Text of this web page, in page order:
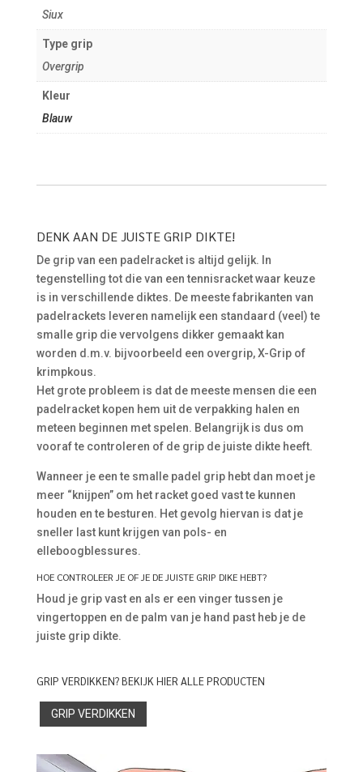
Siux
Type grip
Overgrip
Kleur
Blauw
DENK AAN DE JUISTE GRIP DIKTE!
De grip van een padelracket is altijd gelijk. In
tegenstelling tot die van een tennisracket waar keuze
is in verschillende diktes. De meeste fabrikanten van
padelrackets leveren namelijk een standaard (veel) te
smalle grip die vervolgens dikker gemaakt kan
worden d.m.v. bijvoorbeeld een overgrip, X-Grip of
krimpkous.
Het grote probleem is dat de meeste mensen die een
padelracket kopen hem uit de verpakking halen en
meteen beginnen met spelen. Belangrijk is dus om
vooraf te controleren of de grip de juiste dikte heeft.
Wanneer je een te smalle padel grip hebt dan moet je
meer “knijpen” om het racket goed vast te kunnen
houden en te besturen. Het gevolg hiervan is dat je
sneller last kunt krijgen van pols- en
elleboogblessures.
HOE CONTROLEER JE OF JE DE JUISTE GRIP DIKE HEBT?
Houd je grip vast en als er een vinger tussen je
vingertoppen en de palm van je hand past heb je de
juiste grip dikte.
GRIP VERDIKKEN? BEKIJK HIER ALLE PRODUCTEN
GRIP VERDIKKEN